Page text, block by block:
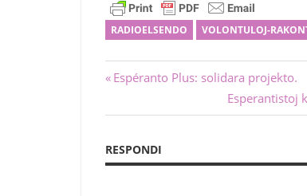
RADIOELSENDO VOLONTULOJ-
Navigado
tra
afiŝoj
Antaŭa
Espéranto Plus: solidara projekto.
Sekva
afiŝo:
Esperantistoj
RESPONDI